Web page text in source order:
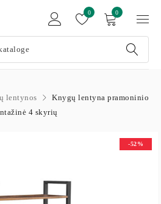
0
0
lentynos
Knygų lentyna pramoninio
4 skyrių
-52%